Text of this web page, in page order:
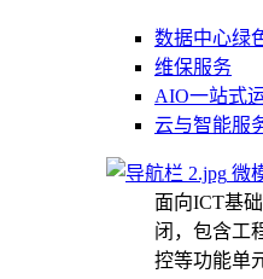
数据中心绿
维保服务
AIO一站式
云与智能服
微
面向ICT基
闭，包含工
控等功能单